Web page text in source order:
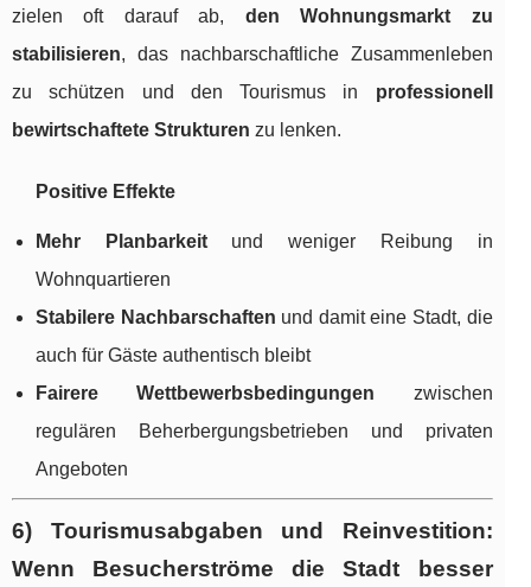
zielen oft darauf ab, den Wohnungsmarkt zu
stabilisieren, das nachbarschaftliche Zusammenleben
zu schützen und den Tourismus in professionell
bewirtschaftete Strukturen zu lenken.
Positive Effekte
Mehr Planbarkeitund weniger Reibung in
Wohnquartieren
Stabilere Nachbarschaften und damit eine Stadt, die
auch für Gäste authentisch bleibt
Fairere Wettbewerbsbedingungen zwischen
regulären Beherbergungsbetrieben und privaten
Angeboten
6) Tourismusabgaben und Reinvestition:
Wenn Besucherströme die Stadt besser